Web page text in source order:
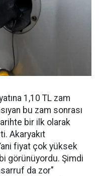
1,10 TL zam
bu zam sonrası
bir ilk olarak
Akaryakıt
fiyat çok yüksek
görünüyordu. Şimdi
da zor"